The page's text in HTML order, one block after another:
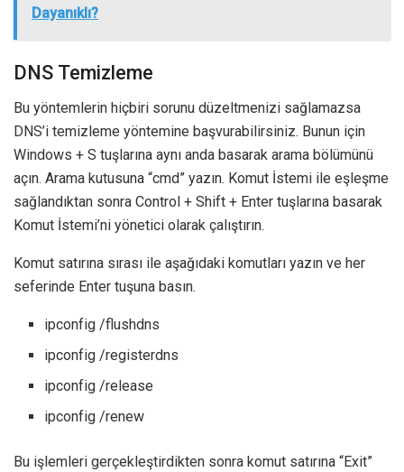
Dayanıklı?
DNS Temizleme
Bu yöntemlerin hiçbiri sorunu düzeltmenizi sağlamazsa
DNS’i temizleme yöntemine başvurabilirsiniz. Bunun için
Windows + S tuşlarına aynı anda basarak arama bölümünü
açın. Arama kutusuna “cmd” yazın. Komut İstemi ile eşleşme
sağlandıktan sonra Control + Shift + Enter tuşlarına basarak
Komut İstemi’ni yönetici olarak çalıştırın.
Komut satırına sırası ile aşağıdaki komutları yazın ve her
seferinde Enter tuşuna basın.
ipconfig /flushdns
ipconfig /registerdns
ipconfig /release
ipconfig /renew
Bu işlemleri gerçekleştirdikten sonra komut satırına “Exit”